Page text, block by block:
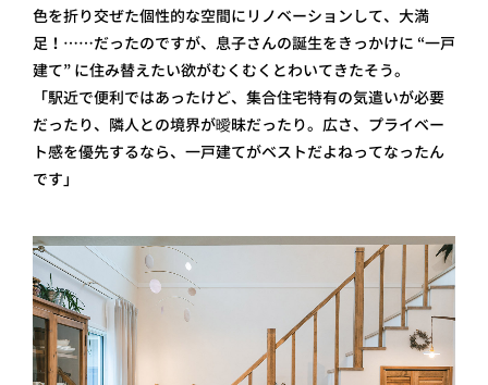
色を折り交ぜた個性的な空間にリノベーションして、大満
足！……だったのですが、息子さんの誕生をきっかけに “一戸
建て” に住み替えたい欲がむくむくとわいてきたそう。
「駅近で便利ではあったけど、集合住宅特有の気遣いが必要
だったり、隣人との境界が曖昧だったり。広さ、プライベー
ト感を優先するなら、一戸建てがベストだよねってなったん
です」